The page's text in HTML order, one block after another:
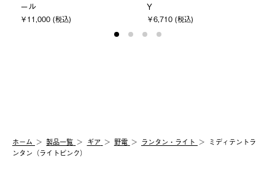
ール
￥11,000 (税込)
Y
￥6,710 (税込)
ホーム 製品⼀覧 ギア 野電 ランタン・ライト
ミディテントラ
ンタン（ライトピンク）